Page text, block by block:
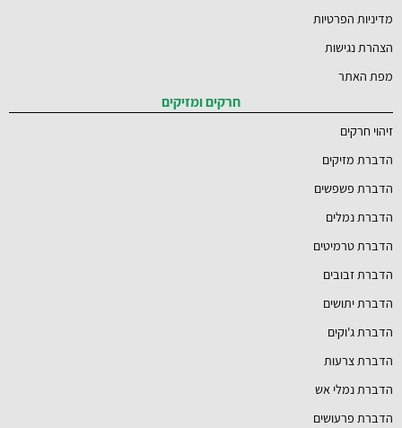
מדיניות הפרטיות
הצהרת נגישות
מפת האתר
חרקים ומזיקים
זיהוי חרקים
הדברת מזיקים
הדברת פשפשים
הדברת נמלים
הדברת טרמיטים
הדברת זבובים
הדברת יתושים
הדברת ג'וקים
הדברת צרעות
הדברת נמלי אש
הדברת פרעושים